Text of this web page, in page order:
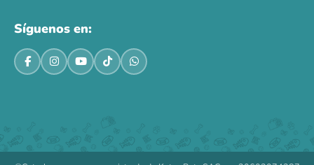
Síguenos en: